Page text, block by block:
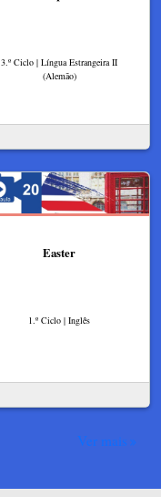
3.º Ciclo | Língua Estrangeira II
(Alemão)
Easter
1.º Ciclo | Inglês
Ver mais